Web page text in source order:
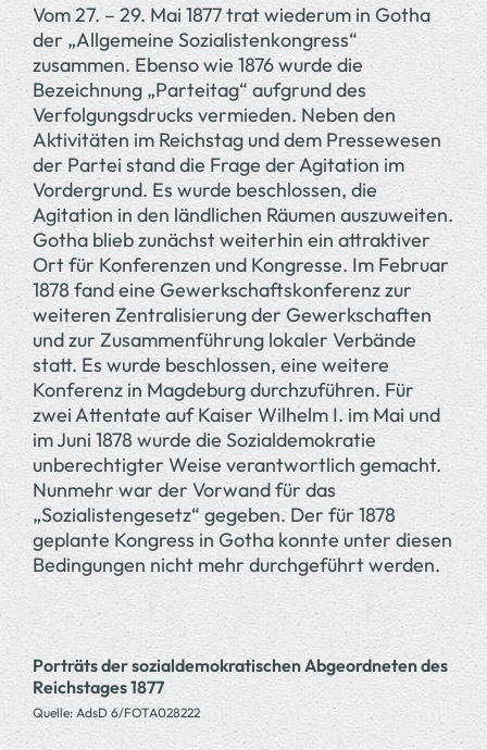
Vom 27. – 29. Mai 1877 trat wiederum in Gotha
der „Allgemeine Sozialistenkongress“
zusammen. Ebenso wie 1876 wurde die
Bezeichnung „Parteitag“ aufgrund des
Verfolgungsdrucks vermieden. Neben den
Aktivitäten im Reichstag und dem Pressewesen
der Partei stand die Frage der Agitation im
Vordergrund. Es wurde beschlossen, die
Agitation in den ländlichen Räumen auszuweiten.
Gotha blieb zunächst weiterhin ein attraktiver
Ort für Konferenzen und Kongresse. Im Februar
1878 fand eine Gewerkschaftskonferenz zur
weiteren Zentralisierung der Gewerkschaften
und zur Zusammenführung lokaler Verbände
statt. Es wurde beschlossen, eine weitere
Konferenz in Magdeburg durchzuführen. Für
zwei Attentate auf Kaiser Wilhelm I. im Mai und
im Juni 1878 wurde die Sozialdemokratie
unberechtigter Weise verantwortlich gemacht.
Nunmehr war der Vorwand für das
„Sozialistengesetz“ gegeben. Der für 1878
geplante Kongress in Gotha konnte unter diesen
Bedingungen nicht mehr durchgeführt werden.
Porträts der sozialdemokratischen Abgeordneten des
Reichstages 1877
Quelle: AdsD 6/FOTA028222